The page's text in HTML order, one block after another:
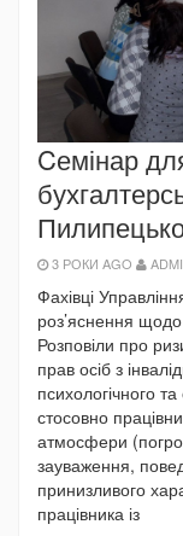
Cемінар
3 РОКИ AGO
Фахівці
роз’яснення
Розповіли про
прав осіб з
психологічного
стосовно
атмосфери
зауваження,
принизливого
працівника із